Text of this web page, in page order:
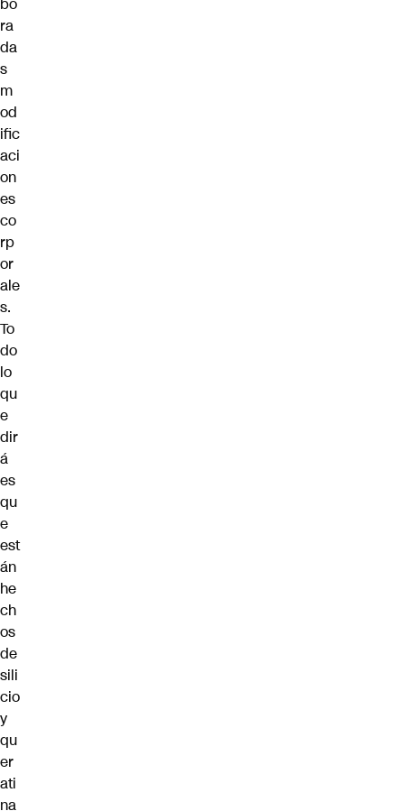
ra
da
s
m
od
ific
aci
on
es
co
rp
or
ale
s.
To
do
lo
qu
e
dir
á
es
qu
e
est
án
he
ch
os
de
sili
cio
y
qu
er
ati
na